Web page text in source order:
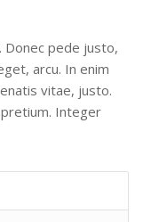
Donec pede justo,
arcu. In enim
vitae, justo.
Integer